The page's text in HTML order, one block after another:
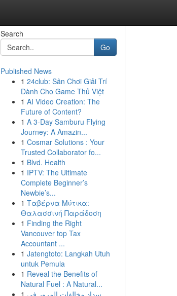
Search
Go
Published News
1 24club: Sân Chơi Giải Trí
Dành Cho Game Thủ Việt
1 AI Video Creation: The
Future of Content?
1 A 3-Day Samburu Flying
Journey: A Amazin...
1 Cosmar Solutions : Your
Trusted Collaborator fo...
1 Blvd. Health
1 IPTV: The Ultimate
Complete Beginner’s
Newbie’s...
1 Ταβέρνα Μύτικα:
Θαλασσινή Παράδοση
1 Finding the Right
Vancouver top Tax
Accountant ...
1 Jatengtoto: Langkah Utuh
untuk Pemula
1 Reveal the Benefits of
Natural Fuel : A Natural...
1 سداد مخالفات المرور في